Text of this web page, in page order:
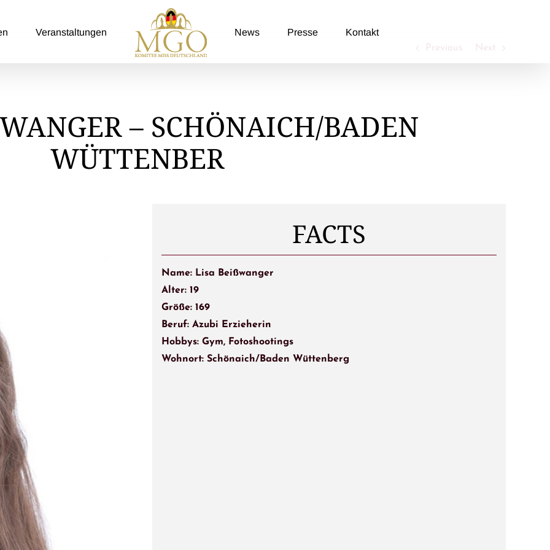
Veranstaltungen News Presse Kontakt
Previous Next
– SCHÖNAICH/BADEN
WÜTTENBER
FACTS
Name: Lisa Beißwanger
Alter: 19
Größe: 169
Beruf: Azubi Erzieherin
Hobbys: Gym, Fotoshootings
Wohnort: Schönaich/Baden Wüttenberg